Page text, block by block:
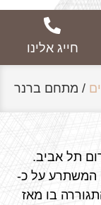
חייג אלינו
/ מתחם ברנר
תל אביב.
המשתרע על כ-
בו מאז